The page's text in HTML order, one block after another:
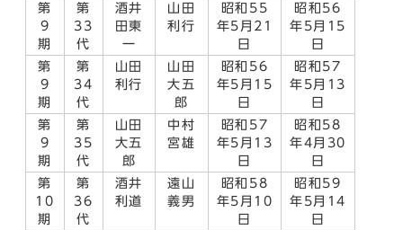
第
9
期
第
33
代
酒井
田東
一
山田
利行
昭和55
年5月21
日
昭和56
年5月15
日
第
9
期
第
34
代
山田
利行
山田
大五
郎
昭和56
年5月15
日
昭和57
年5月13
日
第
9
期
第
35
代
山田
大五
郎
中村
宮雄
昭和57
年5月13
日
昭和58
年4月30
日
第
10
期
第
36
代
酒井
利道
遠山
義男
昭和58
年5月10
日
昭和59
年5月14
日